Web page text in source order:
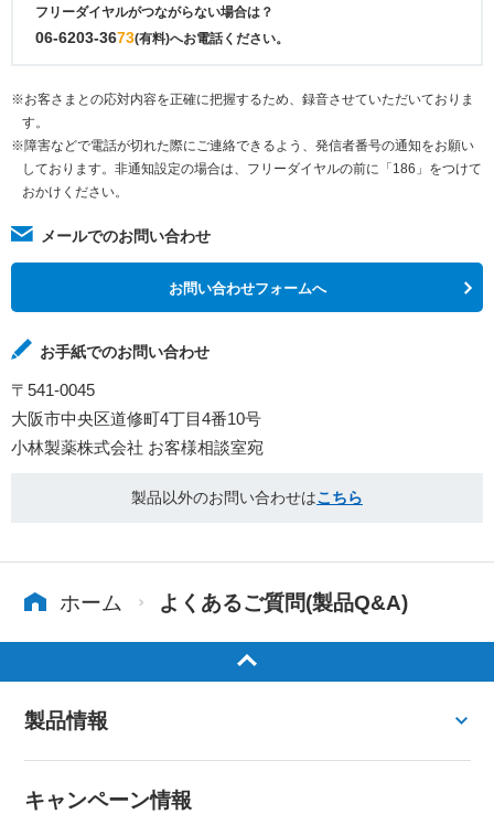
フリーダイヤルがつながらない場合は？
06-6203-3673(有料)へお電話ください。
※お客さまとの応対内容を正確に把握するため、録音させていただいておりま
す。
※障害などで電話が切れた際にご連絡できるよう、発信者番号の通知をお願い
しております。非通知設定の場合は、フリーダイヤルの前に「186」をつけて
おかけください。
メールでのお問い合わせ
お問い合わせフォームへ
お手紙でのお問い合わせ
〒541-0045
大阪市中央区道修町4丁目4番10号
小林製薬株式会社 お客様相談室宛
製品以外のお問い合わせはこちら
ホーム よくあるご質問(製品Q&A)
製品情報
キャンペーン情報